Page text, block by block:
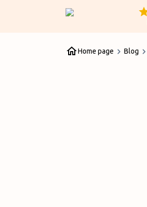
Home page Blog